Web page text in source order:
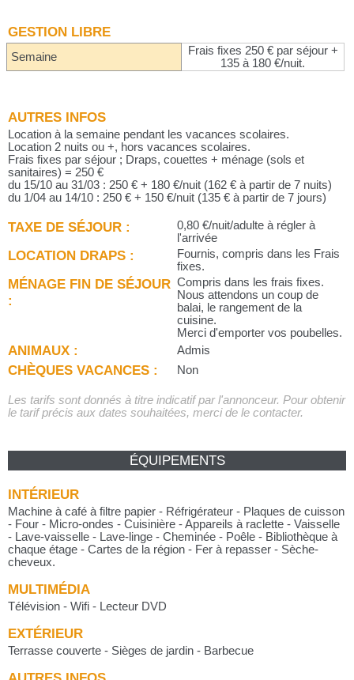
GESTION LIBRE
Semaine
Frais fixes 250 € par séjour +
135 à 180 €/nuit.
AUTRES INFOS
Location à la semaine pendant les vacances scolaires.
Location 2 nuits ou +, hors vacances scolaires.
Frais fixes par séjour ; Draps, couettes + ménage (sols et
sanitaires) = 250 €
du 15/10 au 31/03 : 250 € + 180 €/nuit (162 € à partir de 7 nuits)
du 1/04 au 14/10 : 250 € + 150 €/nuit (135 € à partir de 7 jours)
TAXE DE SÉJOUR :
0,80 €/nuit/adulte à régler à
l'arrivée
LOCATION DRAPS :
Fournis, compris dans les Frais
fixes.
MÉNAGE FIN DE SÉJOUR
:
Compris dans les frais fixes.
Nous attendons un coup de
balai, le rangement de la
cuisine.
Merci d'emporter vos poubelles.
ANIMAUX : Admis
CHÈQUES VACANCES : Non
Les tarifs sont donnés à titre indicatif par l'annonceur. Pour obtenir
le tarif précis aux dates souhaitées, merci de le contacter.
ÉQUIPEMENTS
INTÉRIEUR
Machine à café à filtre papier - Réfrigérateur - Plaques de cuisson
- Four - Micro-ondes - Cuisinière - Appareils à raclette - Vaisselle
- Lave-vaisselle - Lave-linge - Cheminée - Poêle - Bibliothèque à
chaque étage - Cartes de la région - Fer à repasser - Sèche-
cheveux.
MULTIMÉDIA
Télévision - Wifi - Lecteur DVD
EXTÉRIEUR
Terrasse couverte - Sièges de jardin - Barbecue